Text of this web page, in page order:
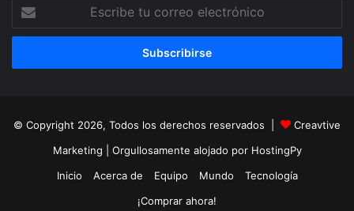
tu
correo
© Copyright 2026, Todos los derechos reservados |
Creavtive
Marketing | Orgullosamente alojado por HostingPy
Inicio
Acerca de Equipo Mundo
Tecnología
¡Comprar ahora!